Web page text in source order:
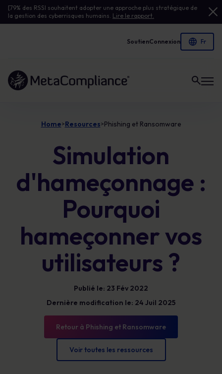
[79% des RSSI souhaitent adopter une approche plus stratégique de
la gestion des cyberrisques humains. Lire le rapport.
SoutienConnexion
Lien vers la page d'accueil
Home>Resources>Phishing et Ransomware
Simulation
d'hameçonnage :
Pourquoi
hameçonner vos
utilisateurs ?
Publié le: 23 Fév 2022
Dernière modification le: 24 Juil 2025
Retour à Phishing et Ransomware
Voir toutes les ressources